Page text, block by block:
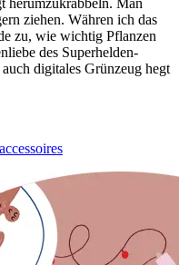
ziehen. Währen ich das
zu, wie wichtig Pflanzen
des Superhelden-
digitales Grünzeug hegt